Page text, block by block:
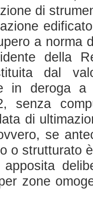
di
a norma
della
dal
in deroga
senza
di
se
o strutturato
zone